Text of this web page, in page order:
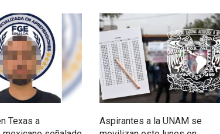
Texas a
Aspirantes a la UNAM se